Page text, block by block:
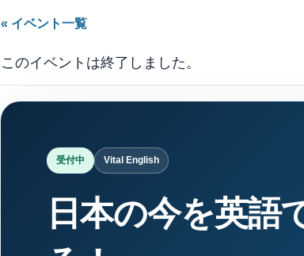
« イベント一覧
このイベントは終了しました。
受付中 Vital English
日本の今を英語